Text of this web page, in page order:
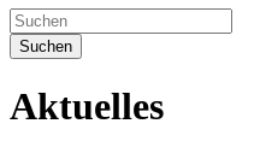
Suchen
Aktuelles